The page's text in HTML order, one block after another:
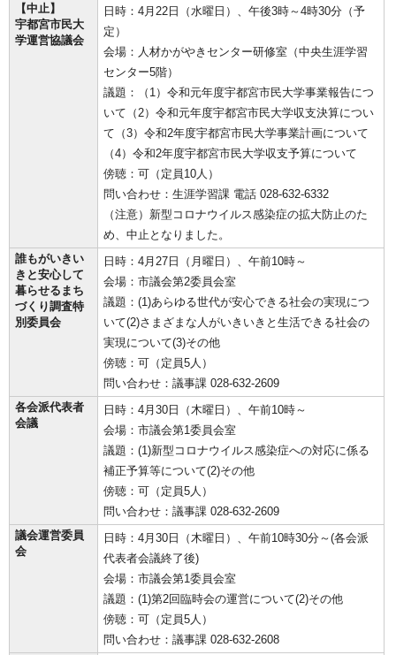
【中止】
宇都宮市民大
学運営協議会
日時：4月22日（水曜日）、午後3時～4時30分（予
定）
会場：人材かがやきセンター研修室（中央生涯学習
センター5階）
議題：（1）令和元年度宇都宮市民大学事業報告につ
いて（2）令和元年度宇都宮市民大学収支決算につい
て（3）令和2年度宇都宮市民大学事業計画について
（4）令和2年度宇都宮市民大学収支予算について
傍聴：可（定員10人）
問い合わせ：生涯学習課 電話 028-632-6332
（注意）新型コロナウイルス感染症の拡大防止のた
め、中止となりました。
誰もがいきい
きと安心して
暮らせるまち
づくり調査特
別委員会
日時：4月27日（月曜日）、午前10時～
会場：市議会第2委員会室
議題：(1)あらゆる世代が安心できる社会の実現につ
いて(2)さまざまな人がいきいきと生活できる社会の
実現について(3)その他
傍聴：可（定員5人）
問い合わせ：議事課 028-632-2609
各会派代表者
会議
日時：4月30日（木曜日）、午前10時～
会場：市議会第1委員会室
議題：(1)新型コロナウイルス感染症への対応に係る
補正予算等について(2)その他
傍聴：可（定員5人）
問い合わせ：議事課 028-632-2609
議会運営委員
会
日時：4月30日（木曜日）、午前10時30分～(各会派
代表者会議終了後)
会場：市議会第1委員会室
議題：(1)第2回臨時会の運営について(2)その他
傍聴：可（定員5人）
問い合わせ：議事課 028-632-2608